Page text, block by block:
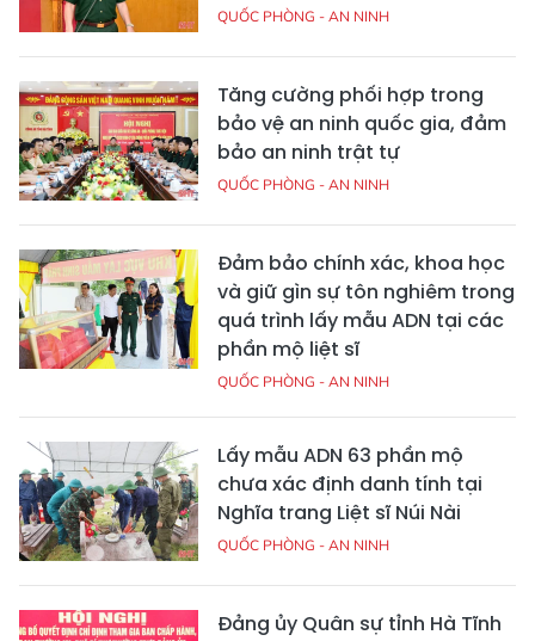
QUỐC PHÒNG - AN NINH
Tăng cường phối hợp trong
bảo vệ an ninh quốc gia, đảm
bảo an ninh trật tự
QUỐC PHÒNG - AN NINH
Đảm bảo chính xác, khoa học
và giữ gìn sự tôn nghiêm trong
quá trình lấy mẫu ADN tại các
phần mộ liệt sĩ
QUỐC PHÒNG - AN NINH
Lấy mẫu ADN 63 phần mộ
chưa xác định danh tính tại
Nghĩa trang Liệt sĩ Núi Nài
QUỐC PHÒNG - AN NINH
Đảng ủy Quân sự tỉnh Hà Tĩnh